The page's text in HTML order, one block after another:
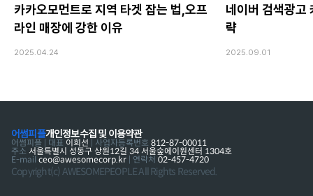
카카오모먼트로 지역 타겟 잡는 법,오프
라인 매장에 강한 이유
2025.04.24
네이버 검색광고
략
2025.09.01
어썸피플개인정보수집 및 이용약관
어썸피플 | 대표 이희선 | 사업자등록번호 812-87-00011
주소 서울특별시 성동구 상원12길 34 서울숲에이원센터 1304호
E-mail ceo@awesomecorp.kr | 연락처 02-457-4720
Copyright(c) AWESOMEPEOPLE All Rights Reserved.